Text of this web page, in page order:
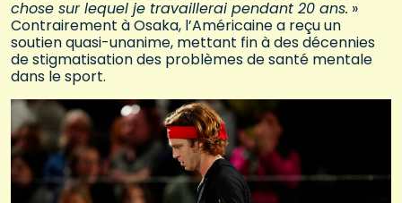
chose sur lequel je travaillerai pendant 20 ans. »
Contrairement à Osaka, l’Américaine a reçu un
soutien quasi-unanime, mettant fin à des décennies
de stigmatisation des problèmes de santé mentale
dans le sport.